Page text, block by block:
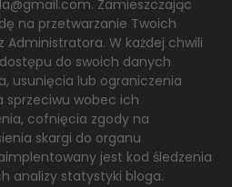
Zamieszczając
na przetwarzanie Twoich
W każdej chwili
do swoich danych
usunięcia lub ograniczenia
sprzeciwu wobec ich
cofnięcia zgody na
skargi do organu
jest kod śledzenia
analizy statystyki bloga.